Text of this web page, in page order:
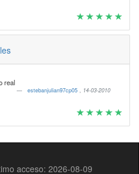
real
estebanjulian97cp05 , 14-03-2010
acceso: 2026-08-09